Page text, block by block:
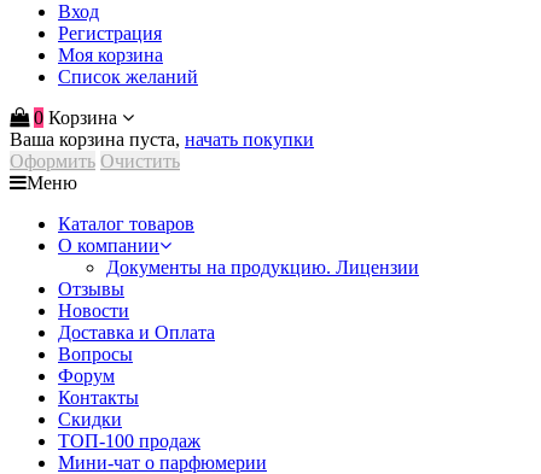
Вход
Регистрация
Моя корзина
Список желаний
0 Корзина
Ваша корзина пуста, начать покупки
Оформить Очистить
Меню
Каталог товаров
О компании
Документы на продукцию. Лицензии
Отзывы
Новости
Доставка и Оплата
Вопросы
Форум
Контакты
Скидки
ТОП-100 продаж
Мини-чат о парфюмерии